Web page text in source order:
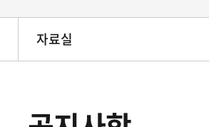
자료실